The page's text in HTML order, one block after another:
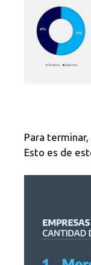
Para
Esto es de